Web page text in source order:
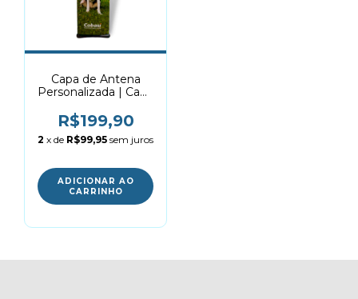
Capa de Antena
Personalizada | Capa
R$199,90
2 x de R$99,95 sem juros
ADICIONAR AO
CARRINHO